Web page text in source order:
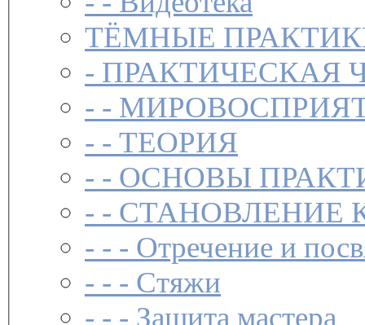
ТЁМНЫЕ
- ПРАКТИЧЕСКАЯ
- -
- - ТЕОРИЯ
- - ОСНОВЫ
- - СТАНОВЛЕНИЕ
- - - Отречение и
- - - Стяжи
- - - Защита мастера